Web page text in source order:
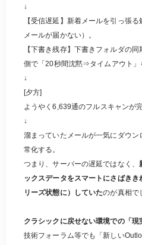
↓
【受信遅延】新着メールを引っ張
メールが届かない）。
【下書き残存】下書きフォルダの
側で「20秒間沈黙⇒タイムアウト」
↓
[夕方]
ようやく6,639通のフルスキャンが
↓
溜まっていたメールが一気にダウ
常化する。
つまり、サーバーの遅延ではなく、
ックスデータをスマートにさばき
リーズ状態に）していたのが真相で
クラシックに戻せない環境での「現
技術フォーラム等でも「新しい